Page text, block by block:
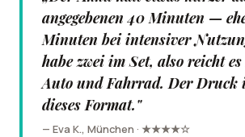
angegebenen 40 Minuten —
Minuten bei intensiver
habe zwei im Set, also reicht
Auto und Fahrrad. Der Druck
dieses Format."
— Eva K., München · ★★★★☆